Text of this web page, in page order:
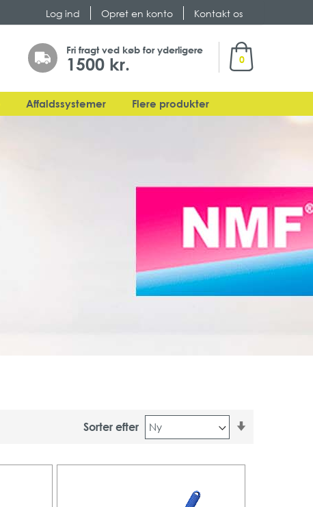
Log ind Opret en konto Kontakt os
0
Fri fragt ved køb for yderligere
1500 kr.
Affaldssystemer Flere produkter
Sorter efter